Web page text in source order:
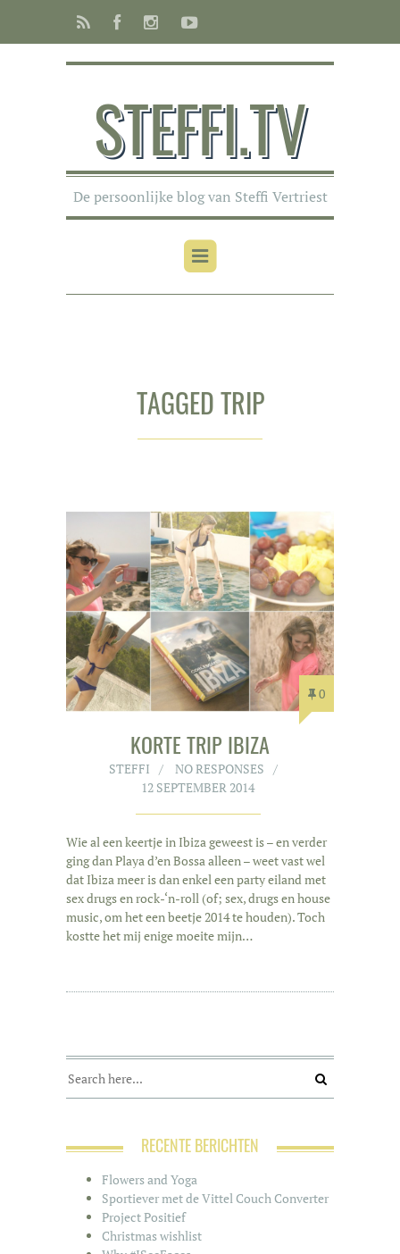
STEFFI.TV
De persoonlijke blog van Steffi Vertriest
TAGGED TRIP
0
KORTE TRIP IBIZA
STEFFI
NO RESPONSES
12 SEPTEMBER 2014
Wie al een keertje in Ibiza geweest is – en verder
ging dan Playa d’en Bossa alleen – weet vast wel
dat Ibiza meer is dan enkel een party eiland met
sex drugs en rock-‘n-roll (of; sex, drugs en house
music, om het een beetje 2014 te houden). Toch
kostte het mij enige moeite mijn…
RECENTE BERICHTEN
Flowers and Yoga
Sportiever met de Vittel Couch Converter
Project Positief
Christmas wishlist